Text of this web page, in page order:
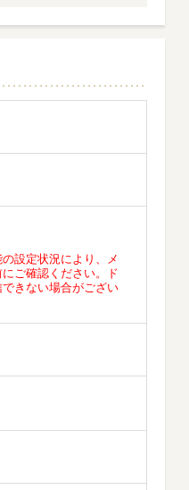
設定状況により、メ
ご確認ください。ド
きない場合がござい